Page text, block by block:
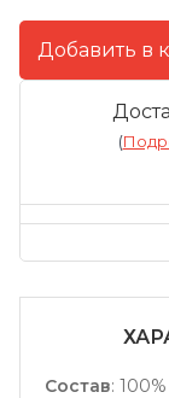
(
Состав: